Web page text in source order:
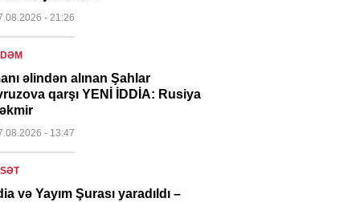
- 21:26
əlindən alınan Şahlar
qarşı YENİ İDDİA: Rusiya
- 13:47
və Yayım Şurası yaradıldı –